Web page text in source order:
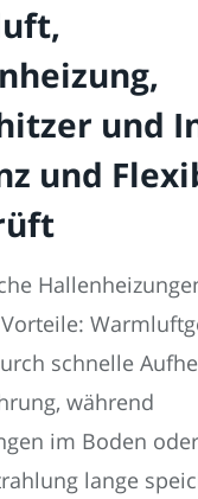
und
und
schnelle
während
im Boden
lange